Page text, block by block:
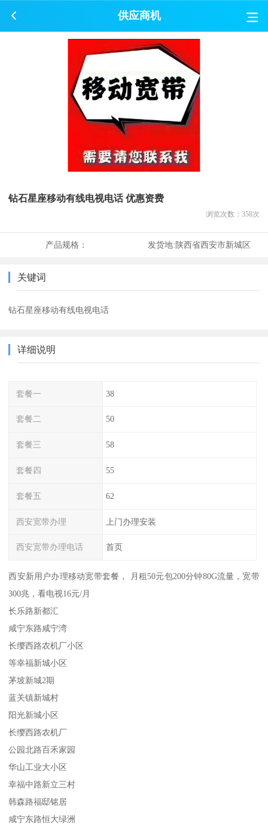
供应商机
钻石星座移动有线电视电话 优惠资费
浏览次数： 358次
产品规格： 发货地:陕西省西安市新城区
关键词
钻石星座移动有线电视电话
详细说明
套餐一 38
套餐二 50
套餐三 58
套餐四 55
套餐五 62
西安宽带办理 上门办理安装
西安宽带办理电话 首页
西安新用户办理移动宽带套餐， 月租50元包200分钟80G流量，宽带
300兆，看电视16元/月
长乐路新都汇
咸宁东路咸宁湾
长缨西路农机厂小区
等幸福新城小区
茅坡新城2期
蓝关镇新城村
阳光新城小区
长缨西路农机厂
公园北路百禾家园
华山工业大小区
幸福中路新立三村
韩森路福邸铭居
咸宁东路恒大绿洲